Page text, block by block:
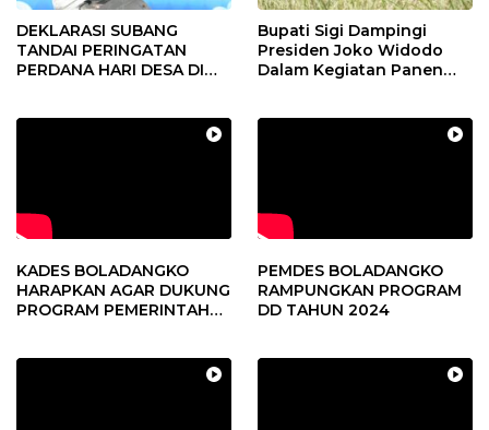
DEKLARASI SUBANG
TANDAI PERINGATAN
PERDANA HARI DESA DI
Bupati Sigi Dampingi
Presiden Joko Widodo
Dalam Kegiatan Panen
KADES BOLADANGKO
HARAPKAN AGAR DUKUNG
PROGRAM PEMERINTAH
PEMDES BOLADANGKO
RAMPUNGKAN PROGRAM
DD TAHUN 2024